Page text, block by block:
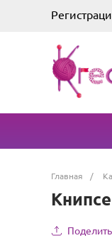
Главная /